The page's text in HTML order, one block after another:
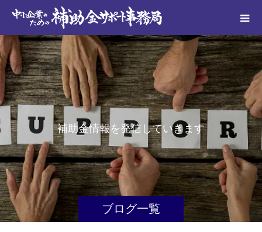
ブログ一覧
補助金情報を発信 していき ま す